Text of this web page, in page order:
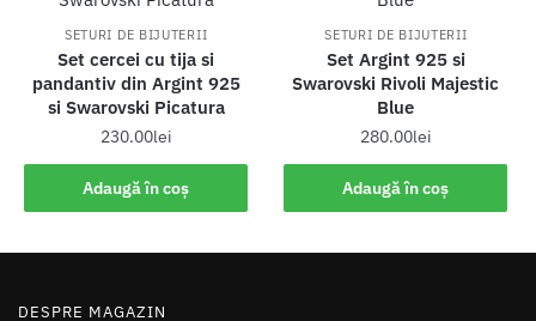
SETURI DE BIJUTERII
Set cercei cu tija si
pandantiv din Argint 925
si Swarovski Picatura
230.00lei
Adaugă în coș
SETURI DE BIJUTERII
Set Argint 925 si
Swarovski Rivoli Majestic
Blue
280.00lei
Adaugă în coș
DESPRE MAGAZIN